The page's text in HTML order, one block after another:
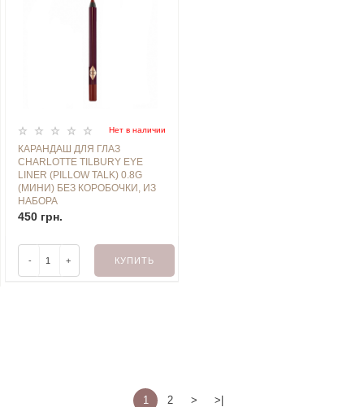
Нет в наличии
КАРАНДАШ ДЛЯ ГЛАЗ
CHARLOTTE TILBURY EYE
LINER (PILLOW TALK) 0.8G
(МИНИ) БЕЗ КОРОБОЧКИ, ИЗ
НАБОРА
450 грн.
- + КУПИТЬ
1 2 > >|